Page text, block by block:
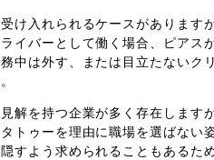
け入れられるケースがあります
イバーとして働く場合、ピアス
中は外す、または目立たないク
解を持つ企業が多く存在します
トゥーを理由に職場を選ばない
すよう求められることもあるた